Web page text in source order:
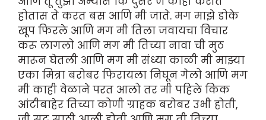
होतास ते करत बस आणि मी जाते. मग माझे डोके
खूप फिरले आणि मग मी तिला जवायचा विचार
करू लागलो आणि मग मी तिच्या नावा ची मुठ
मारून घेतली आणि मग मी संध्या काळी मी माझ्या
एका मित्रा बरोबर फिरायला निघून गेलो आणि मग
मी काही वेळाने परत आलो तर मी पहिले किक
आंटीबाहेर तिच्या कोणी ग्राहक बरोबर उभी होती,